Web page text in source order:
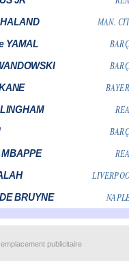
emplacement publicitaire